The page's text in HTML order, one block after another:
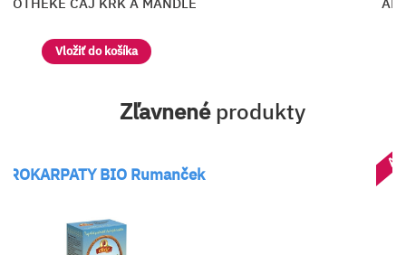
Vložiť do košíka
Zľavnenéprodukty
BIO Rumanček